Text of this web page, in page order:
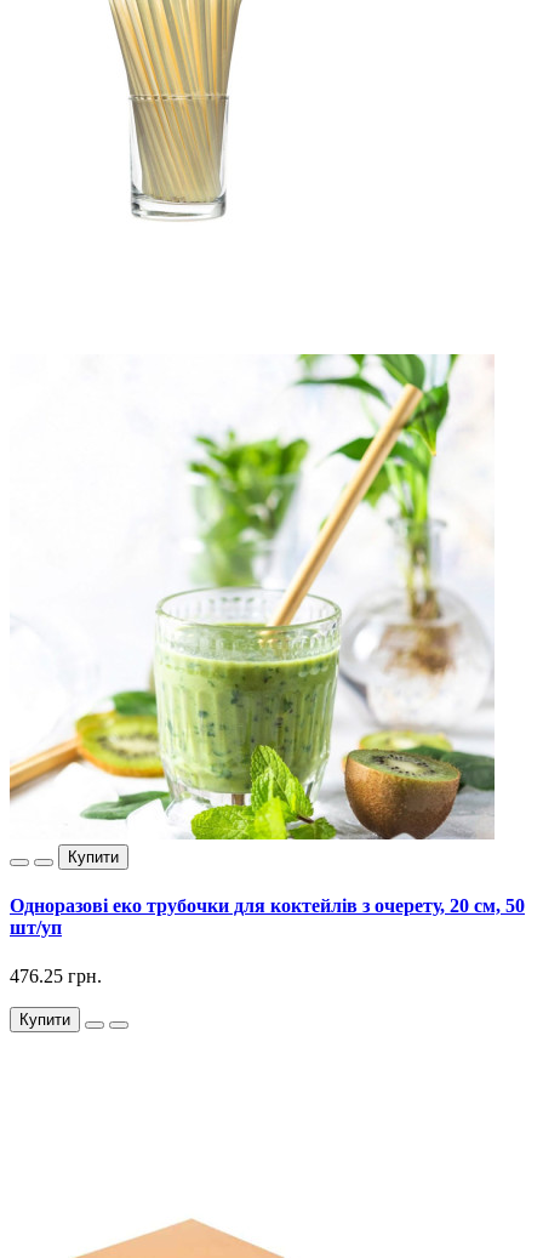
Купити
Одноразові еко трубочки для коктейлів з очерету, 20 см, 50
шт/уп
476.25 грн.
Купити